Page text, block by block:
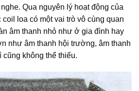
Qua nguyên lý hoạt động của
loa có một vai trò vô cùng quan
âm thanh nhỏ như ở gia đình hay
như âm thanh hội trường, âm thanh
cũng không thể thiếu.